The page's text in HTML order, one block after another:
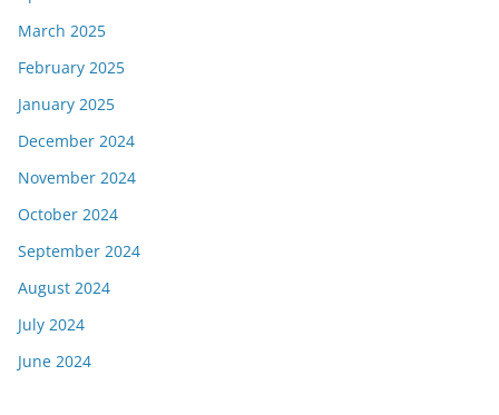
March 2025
February 2025
January 2025
December 2024
November 2024
October 2024
September 2024
August 2024
July 2024
June 2024